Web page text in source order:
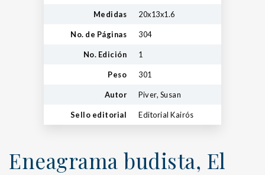
Medidas 20x13x1.6
No. de Páginas 304
No. Edición 1
Peso 301
Autor Piver, Susan
Sello editorial Editorial Kairós
Eneagrama budista, El